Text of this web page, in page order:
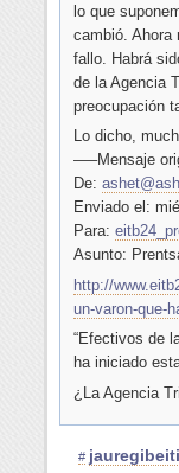
lo que
cambió. Ahora
fallo. Habrá
de la Agencia
preocupación
Lo dicho,
—–Mensaje
De:
Enviado el:
Para:
Asunto:
http://
un-varon-que-
“Efectivos de
ha iniciado
¿La Agencia
#